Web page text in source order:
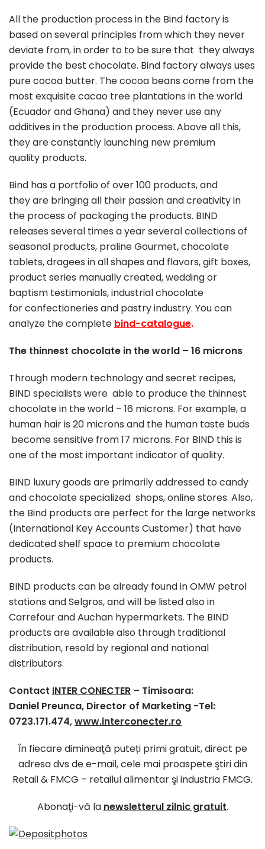
All the production process in the Bind factory is
based on several principles from which they never
deviate from, in order to to be sure that they always
provide the best chocolate. Bind factory always uses
pure cocoa butter. The cocoa beans come from the
most exquisite cacao tree plantations in the world
(Ecuador and Ghana) and they never use any
additives in the production process. Above all this,
they are constantly launching new premium
quality products.
Bind has a portfolio of over 100 products, and
they are bringing all their passion and creativity in
the process of packaging the products. BIND
releases several times a year several collections of
seasonal products, praline Gourmet, chocolate
tablets, dragees in all shapes and flavors, gift boxes,
product series manually created, wedding or
baptism testimonials, industrial chocolate
for confectioneries and pastry industry. You can
analyze the complete bind-catalogue.
The thinnest chocolate in the world – 16 microns
Through modern technology and secret recipes,
BIND specialists were able to produce the thinnest
chocolate in the world – 16 microns. For example, a
human hair is 20 microns and the human taste buds
become sensitive from 17 microns. For BIND this is
one of the most important indicator of quality.
BIND luxury goods are primarily addressed to candy
and chocolate specialized shops, online stores. Also,
the Bind products are perfect for the large networks
(International Key Accounts Customer) that have
dedicated shelf space to premium chocolate
products.
BIND products can be already found in OMW petrol
stations and Selgros, and will be listed also in
Carrefour and Auchan hypermarkets. The BIND
products are available also through traditional
distribution, resold by regional and national
distributors.
Contact INTER CONECTER – Timisoara:
Daniel Preunca, Director of Marketing -Tel:
0723.171.474,www.interconecter.ro
În fiecare dimineaţă puteți primi gratuit, direct pe
adresa dvs de e-mail, cele mai proaspete ştiri din
Retail & FMCG – retailul alimentar şi industria FMCG.
Abonaţi-vă la newsletterul zilnic gratuit.